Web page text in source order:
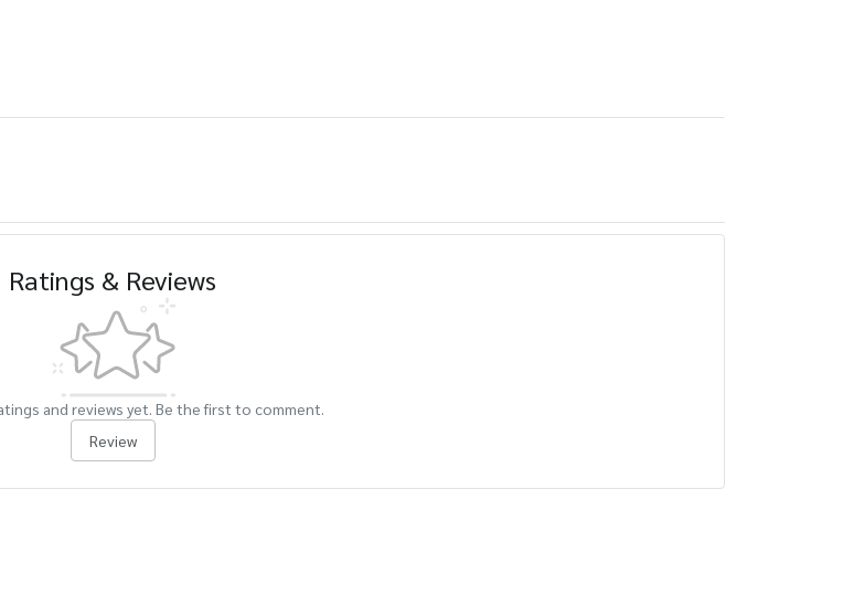
Ratings & Reviews
and reviews yet. Be the first to comment.
Review